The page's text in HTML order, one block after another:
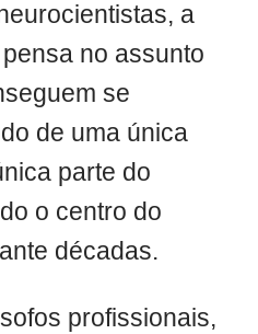
a
no assunto
se
de uma única
parte do
o centro do
décadas.
profissionais,